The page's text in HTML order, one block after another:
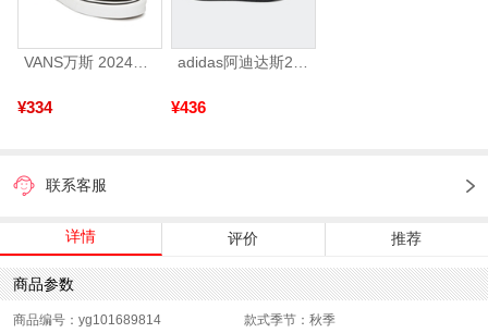
VANS万斯 2024年新款中性OldSkool帆布鞋/硫化鞋VN000D3HY28（延续款）
¥334
adidas阿迪达斯2025中性edge gamedaySPW FTW-跑步GW2499
¥436
联系客服
详情 评价 推荐
商品参数
商品编号：yg101689814
款式季节：秋季